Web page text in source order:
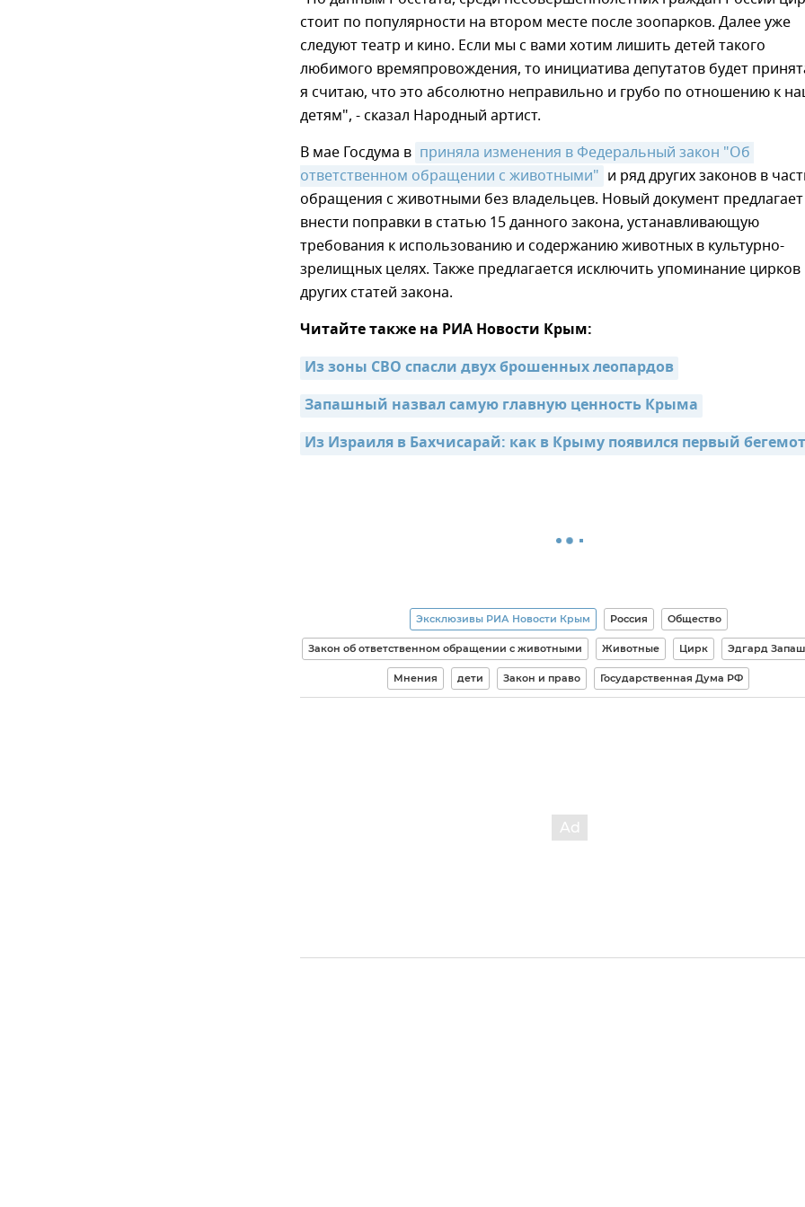
стоит по популярности на втором месте после зоопарков. Далее уже
следуют театр и кино. Если мы с вами хотим лишить детей такого
любимого времяпровождения, то инициатива депутатов будет
я считаю, что это абсолютно неправильно и грубо по отношению к
детям", - сказал Народный артист.
В мае Госдума в приняла изменения в Федеральный закон "Об
ответственном обращении с животными" и ряд других законов в
обращения с животными без владельцев. Новый документ предлагает
внести поправки в статью 15 данного закона, устанавливающую
требования к использованию и содержанию животных в культурно-
зрелищных целях. Также предлагается исключить упоминание цирков
других статей закона.
Читайте также на РИА Новости Крым:
Из зоны СВО спасли двух брошенных леопардов
Запашный назвал самую главную ценность Крыма
Из Израиля в Бахчисарай: как в Крыму появился первый бегемот
Эксклюзивы РИА Новости Крым Россия Общество
Закон об ответственном обращении с животными Животные Цирк Эдгард
Мнения дети Закон и право Государственная Дума РФ